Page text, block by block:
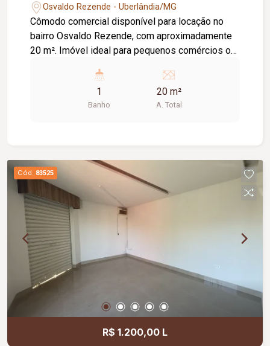
Osvaldo Rezende - Uberlândia/MG
Cômodo comercial disponível para locação no
bairro Osvaldo Rezende, com aproximadamente
20 m². Imóvel ideal para pequenos comércios ou
maior segurança, banheiro social e copa de apoio.
Excelente oportunidade para quem busca
1
Banho
20 m²
A. Total
Cód. 83525
R$ 1.200,00 L